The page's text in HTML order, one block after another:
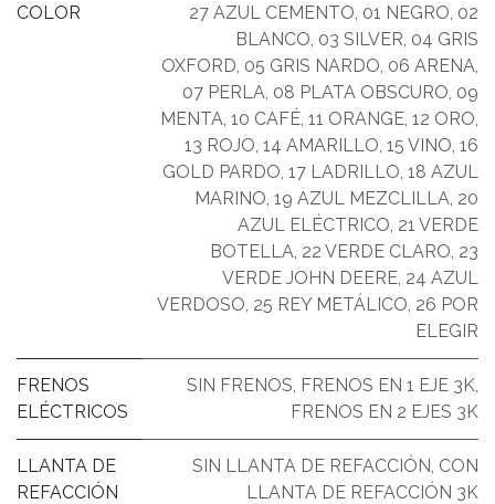
COLOR 27 AZUL CEMENTO, 01 NEGRO, 02
BLANCO, 03 SILVER, 04 GRIS
OXFORD, 05 GRIS NARDO, 06 ARENA,
07 PERLA, 08 PLATA OBSCURO, 09
MENTA, 10 CAFÉ, 11 ORANGE, 12 ORO,
13 ROJO, 14 AMARILLO, 15 VINO, 16
GOLD PARDO, 17 LADRILLO, 18 AZUL
MARINO, 19 AZUL MEZCLILLA, 20
AZUL ELÉCTRICO, 21 VERDE
BOTELLA, 22 VERDE CLARO, 23
VERDE JOHN DEERE, 24 AZUL
VERDOSO, 25 REY METÁLICO, 26 POR
ELEGIR
FRENOS
ELÉCTRICOS
SIN FRENOS, FRENOS EN 1 EJE 3K,
FRENOS EN 2 EJES 3K
LLANTA DE
REFACCIÓN
SIN LLANTA DE REFACCIÓN, CON
LLANTA DE REFACCIÓN 3K